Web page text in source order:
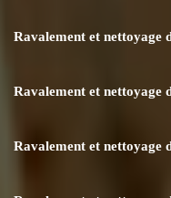
Ravalement et nettoyage
Ravalement et nettoyage
Ravalement et nettoyage